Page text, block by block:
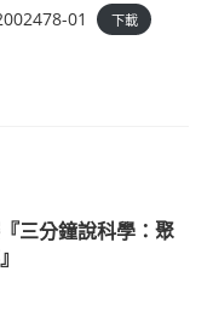
01 下載
三分鐘說科學：聚